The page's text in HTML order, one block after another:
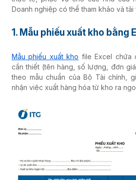
Doanh nghiệp có thể tham khảo và
1. Mẫu phiếu xuất kho bằng
Mẫu phiếu xuất kho file Excel chứa
cần thiết (tên hàng, số lượng, đơn
theo mẫu chuẩn của Bộ Tài chính,
nhận việc xuất hàng hóa từ kho ra